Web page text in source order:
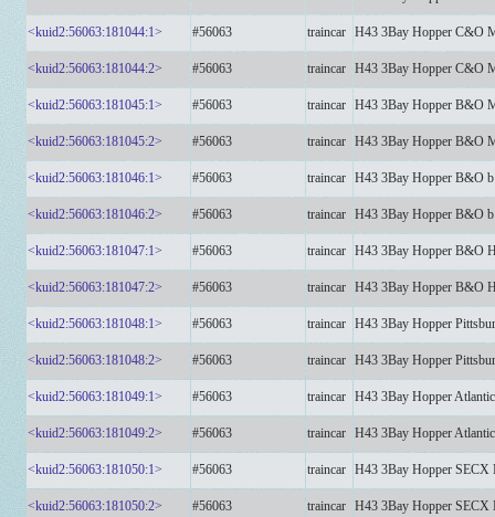
<kuid2:56063:181044:1> #56063 traincar H43 3Bay Hopper C&O
<kuid2:56063:181044:2> #56063 traincar H43 3Bay Hopper C&O
<kuid2:56063:181045:1> #56063 traincar H43 3Bay Hopper B&O
<kuid2:56063:181045:2> #56063 traincar H43 3Bay Hopper B&O
<kuid2:56063:181046:1> #56063 traincar H43 3Bay Hopper B&O
<kuid2:56063:181046:2> #56063 traincar H43 3Bay Hopper B&O
<kuid2:56063:181047:1> #56063 traincar H43 3Bay Hopper B&O
<kuid2:56063:181047:2> #56063 traincar H43 3Bay Hopper B&O
<kuid2:56063:181048:1> #56063 traincar H43 3Bay Hopper
<kuid2:56063:181048:2> #56063 traincar H43 3Bay Hopper
<kuid2:56063:181049:1> #56063 traincar H43 3Bay Hopper
<kuid2:56063:181049:2> #56063 traincar H43 3Bay Hopper
<kuid2:56063:181050:1> #56063 traincar H43 3Bay Hopper
<kuid2:56063:181050:2> #56063 traincar H43 3Bay Hopper